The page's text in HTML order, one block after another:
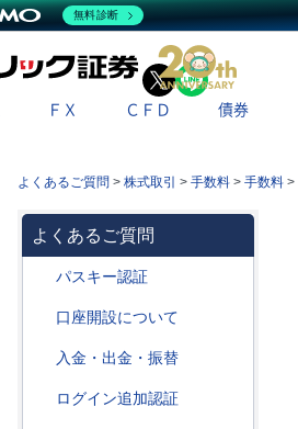
X
ＦＸ ＣＦＤ 債券
よくあるご質問 > 株式取引 > 手数料 > 手数料 >
よくあるご質問
パスキー認証
口座開設について
入金・出金・振替
ログイン追加認証
無料診断